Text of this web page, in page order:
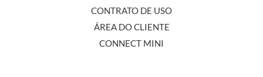
CONTRATO DE USO
ÁREA DO CLIENTE
CONNECT MINI